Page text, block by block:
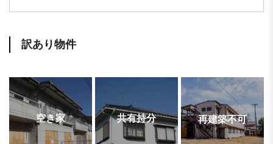
訳あり物件
空き家 共有持分 再建築不可